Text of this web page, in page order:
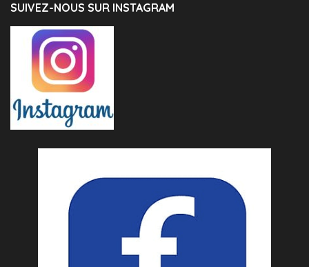
SUIVEZ-NOUS SUR INSTAGRAM